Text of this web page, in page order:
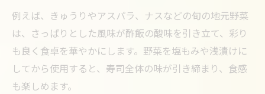
寿司の彩りを豊かにする地元素材の選択法
寿司酢配合と相性抜群な旬の野菜活用術
寿司に合う地元食材の見極めポイント
寿司作りが楽しくなる盛り付けの工夫例
例えば、きゅうりやアスパラ、ナスなどの旬の地元野菜
は、さっぱりとした風味が酢飯の酸味を引き立て、彩り
も良く食卓を華やかにします。野菜を塩もみや浅漬けに
してから使用すると、寿司全体の味が引き締まり、食感
も楽しめます。